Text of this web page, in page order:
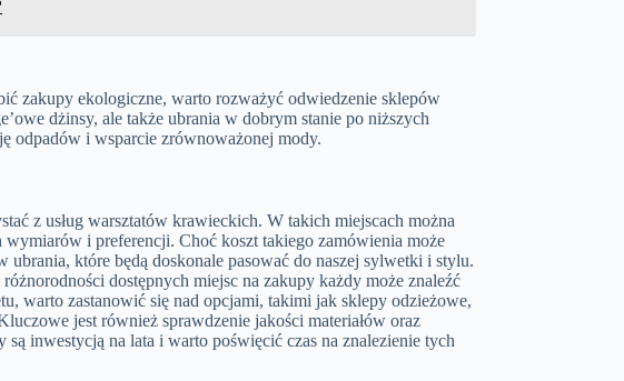
zakupy ekologiczne, warto rozważyć odwiedzenie sklepów
dżinsy, ale także ubrania w dobrym stanie po niższych
odpadów i wsparcie zrównoważonej mody.
z usług warsztatów krawieckich. W takich miejscach można
i preferencji. Choć koszt takiego zamówienia może
które będą doskonale pasować do naszej sylwetki i stylu.
dostępnych miejsc na zakupy każdy może znaleźć
warto zastanowić się nad opcjami, takimi jak sklepy odzieżowe,
jest również sprawdzenie jakości materiałów oraz
inwestycją na lata i warto poświęcić czas na znalezienie tych